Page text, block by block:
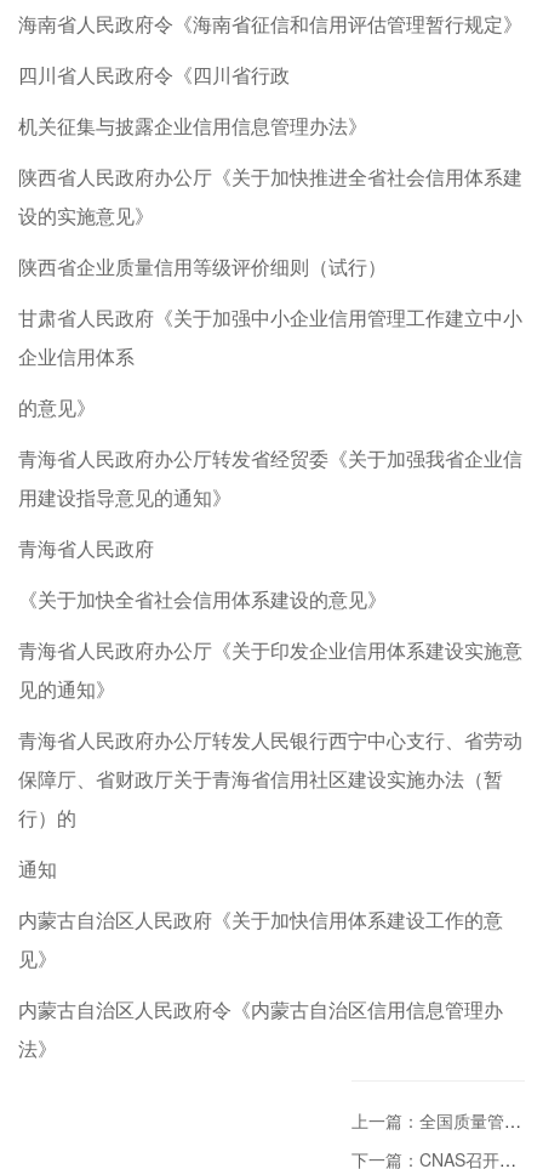
海南省人民政府令《海南省征信和信用评估管理暂行规定》
四川省人民政府令《四川省行政
机关征集与披露企业信用信息管理办法》
陕西省人民政府办公厅《关于加快推进全省社会信用体系建
设的实施意见》
陕西省企业质量信用等级评价细则（试行）
甘肃省人民政府《关于加强中小企业信用管理工作建立中小
企业信用体系
的意见》
青海省人民政府办公厅转发省经贸委《关于加强我省企业信
用建设指导意见的通知》
青海省人民政府
《关于加快全省社会信用体系建设的意见》
青海省人民政府办公厅《关于印发企业信用体系建设实施意
见的通知》
青海省人民政府办公厅转发人民银行西宁中心支行、省劳动
保障厅、省财政厅关于青海省信用社区建设实施办法（暂
行）的
通知
内蒙古自治区人民政府《关于加快信用体系建设工作的意
见》
内蒙古自治区人民政府令《内蒙古自治区信用信息管理办
法》
上一篇：全国质量管理和质量保证标准化技术委员会（SAC/TC 151）换届大会在京召开
下一篇：CNAS召开物流安全与危险品运输专业委员会2020年度